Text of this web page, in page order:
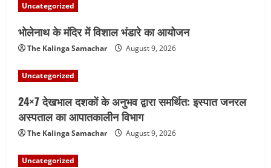
Uncategorized
भोलेनाथ के मंदिर में विशाल भंडारे का आयोजन
The Kalinga Samachar August 9, 2026
Uncategorized
24×7 देखभाल दशकों के अनुभव द्वारा समर्थित: इस्पात जनरल
अस्पताल का आपातकालीन विभाग
The Kalinga Samachar August 9, 2026
Uncategorized